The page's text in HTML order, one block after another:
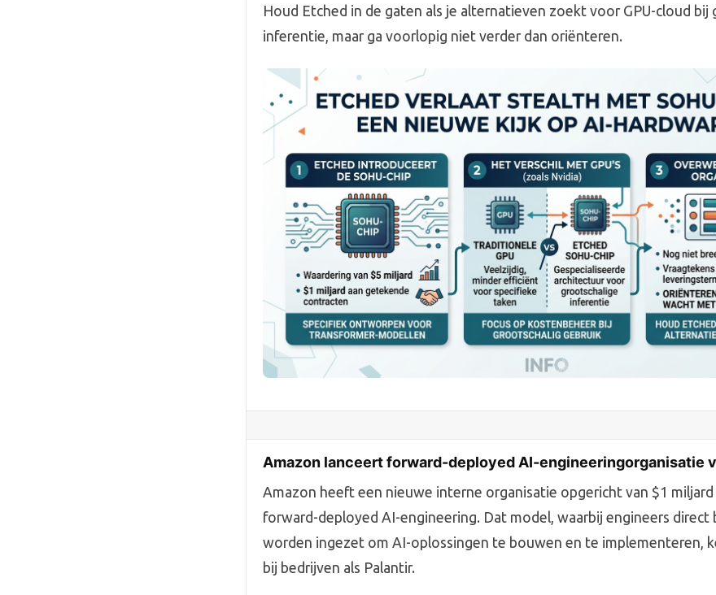
Houd Etched in de gaten als je alternatieven zoekt voor GPU-cloud bij
inferentie, maar ga voorlopig niet verder dan oriënteren.
Amazon lanceert forward-deployed AI-engineeringorganisatie
Amazon heeft een nieuwe interne organisatie opgericht van $1
forward-deployed AI-engineering. Dat model, waarbij engineers direct
worden ingezet om AI-oplossingen te bouwen en te implementeren,
bij bedrijven als Palantir.